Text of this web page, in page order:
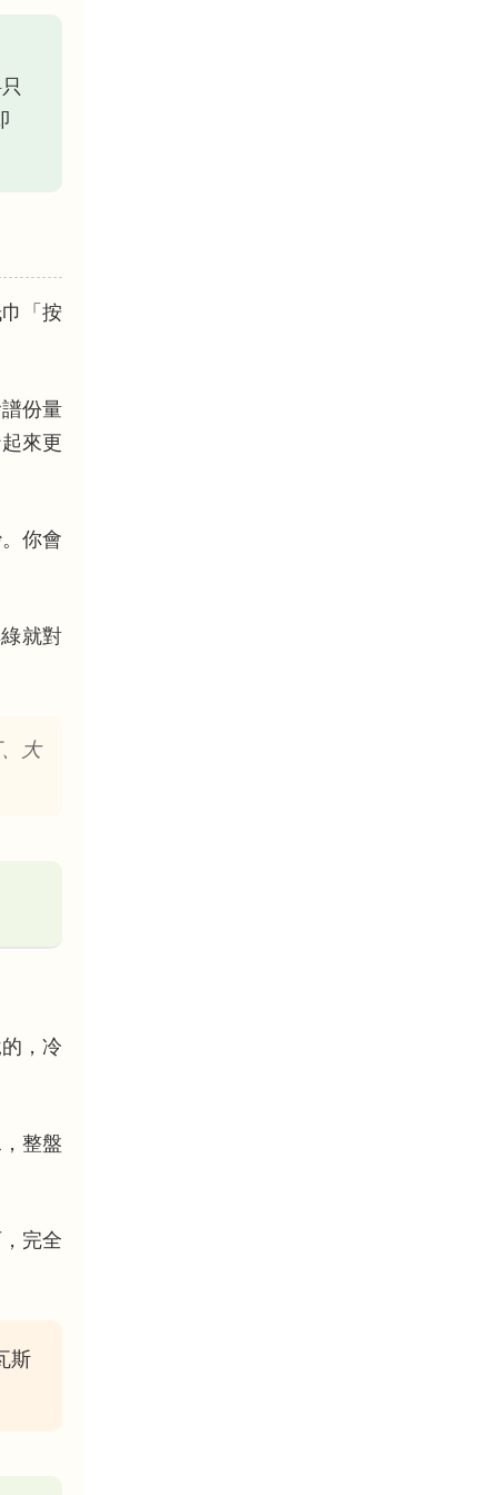
「按
份量
來更
你會
就對
大
，冷
整盤
完全
斯